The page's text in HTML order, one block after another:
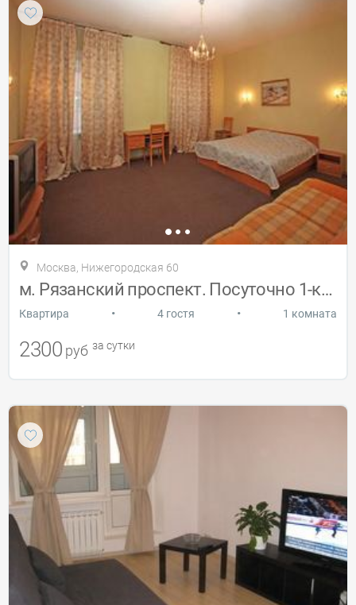
Москва, Нижегородская 60
м. Рязанский проспект. Посуточно 1-комн.
Квартира • 4 гостя • 1 комната
2300 руб за сутки